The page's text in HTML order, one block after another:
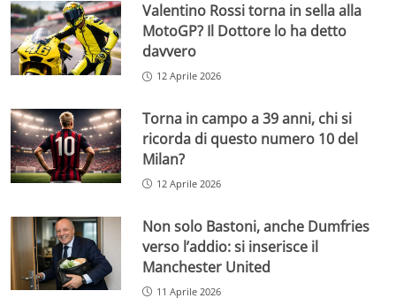
Valentino Rossi torna in sella alla
MotoGP? Il Dottore lo ha detto
davvero
12 Aprile 2026
Torna in campo a 39 anni, chi si
ricorda di questo numero 10 del
Milan?
12 Aprile 2026
Non solo Bastoni, anche Dumfries
verso l’addio: si inserisce il
Manchester United
11 Aprile 2026